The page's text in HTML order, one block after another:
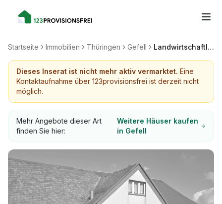
Startseite Immobilien Thüringen Gefell Landwirtschaftliches Gehöft mit großem Grundstück in Blintendorf bei Gefell
Dieses Inserat ist nicht mehr aktiv vermarktet. Eine
Kontaktaufnahme über 123provisionsfrei ist derzeit nicht
möglich.
Mehr Angebote dieser Art
finden Sie hier:
Weitere Häuser kaufen
in Gefell